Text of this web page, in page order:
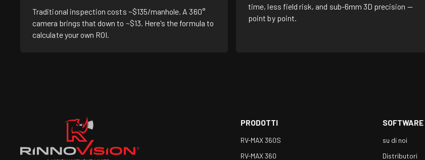
Traditional inspection costs ~$135/manhole. A 360°
camera brings that down to ~$13. Here's the formula to
calculate your own ROI.
time, less field risk, and sub-6mm 3D precision —
point by point.
PRODOTTI
RV-MAX 360S
RV-MAX 360
SOFTWARE
su di noi
Distributori